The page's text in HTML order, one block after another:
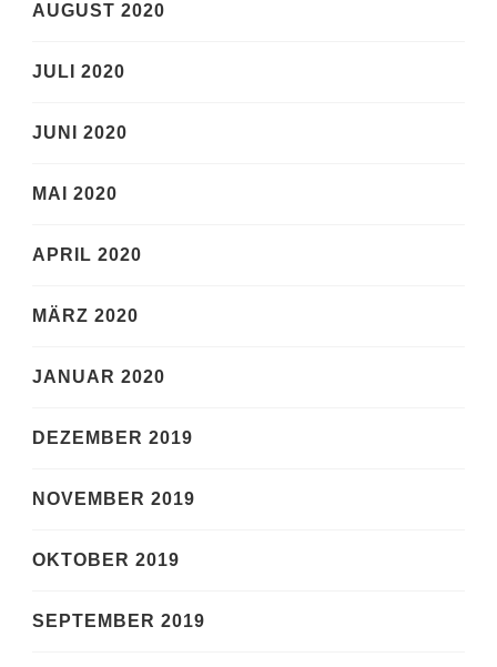
AUGUST 2020
JULI 2020
JUNI 2020
MAI 2020
APRIL 2020
MÄRZ 2020
JANUAR 2020
DEZEMBER 2019
NOVEMBER 2019
OKTOBER 2019
SEPTEMBER 2019